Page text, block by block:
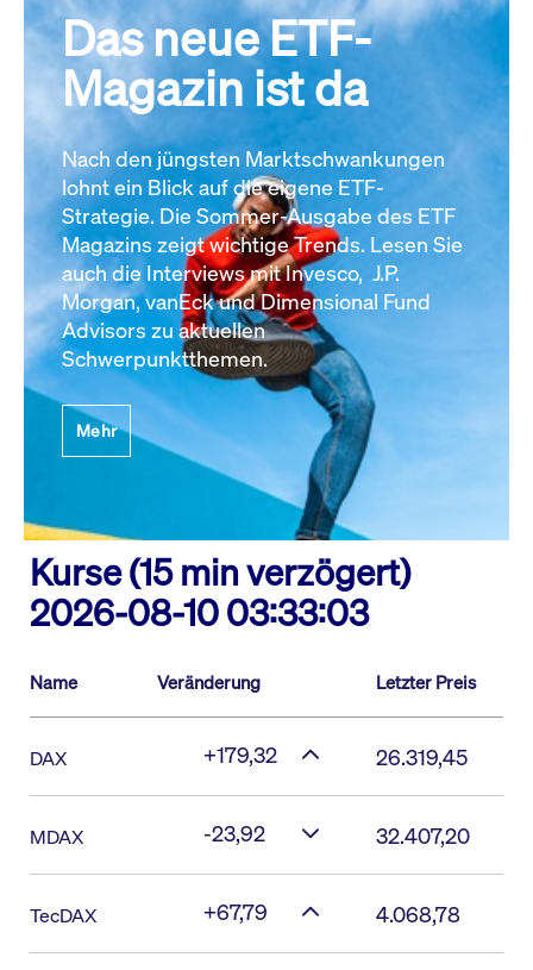
Das neue ETF-
Magazin ist da
Nach den jüngsten Marktschwankungen
lohnt ein Blick auf die eigene ETF-
Strategie. Die Sommer-Ausgabe des ETF
Magazins zeigt wichtige Trends. Lesen Sie
auch die Interviews mit Invesco, J.P.
Morgan, vanEck und Dimensional Fund
Advisors zu aktuellen
Schwerpunktthemen.
Mehr
Kurse (15 min verzögert)
2026-08-10 03:33:03
Name Veränderung Letzter Preis
DAX +179,32 26.319,45
MDAX -23,92 32.407,20
TecDAX +67,79 4.068,78